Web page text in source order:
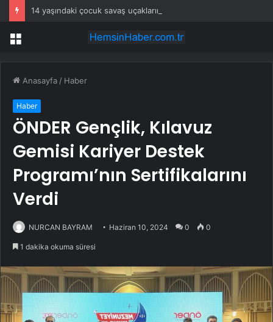
14 yaşındaki çocuk savaş uçaklarını alarma geçirdi
Menü
Anasayfa / Haber
Haber
ÖNDER Gençlik, Kılavuz
Gemisi Kariyer Destek
Programı’nın Sertifikalarını
Verdi
NURCAN BAYRAM Haziran 10, 2024 0 0
1 dakika okuma süresi